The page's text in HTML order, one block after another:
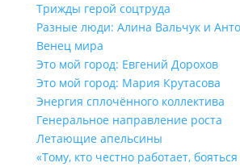
Трижды герой соцтруда
Разные люди: Алина Вальчук и
Венец мира
Это мой город: Евгений Дорохов
Это мой город: Мария Крутасова
Энергия сплочённого коллектива
Генеральное направление роста
Летающие апельсины
«Тому, кто честно работает,